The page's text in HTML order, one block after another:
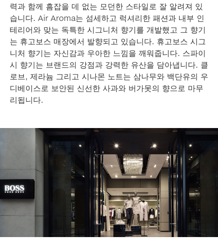
력과 함께 흠잡을 데 없는 모던한 스타일로 잘 알려져 있
습니다. Air Aroma는 섬세하고 럭셔리한 패션과 내부 인
테리어와 맞는 독특한 시그니처 향기를 개발했고 그 향기
는 휴고보스 매장에서 발향되고 있습니다. 휴고보스 시그
니처 향기는 자신감과 우아한 느낌을 깨워줍니다. 스파이
시 향기는 브랜드의 강점과 강력한 유산을 담아냅니다. 클
로브, 제라늄 그리고 시나몬 노트는 삼나무와 백단유의 우
디베이스로 보안된 신선한 사과와 버가못의 향으로 마무
리됩니다.